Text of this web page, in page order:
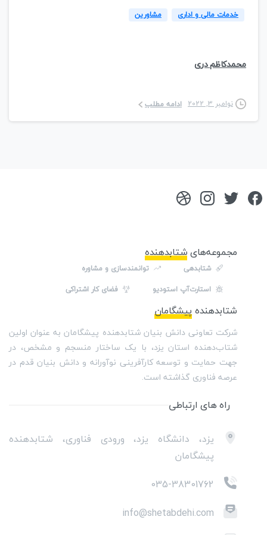
خدمات مالی و اداری مشاورین
محمدکاظم دری
نوامبر 3, 2022 ادامه مطلب
مجموعه‌هایشتابدهنده
شتابدهی
توانمندسازی و مشاوره
استارت‌آپ استودیو
فضای کار اشتراکی
شتابدهندهپیشگامان
شرکت تعاونی دانش بنیان شتابدهنده پیشگامان به عنوان اولین
شتاب‌دهنده استان یزد، با یک ساختار منسجم و مشخص، در
جهت حمایت و توسعه کارآفرینی نوآورانه و دانش بنیان قدم در
عرصه فناوری گذاشته است.
راه های ارتباطی
یزد، دانشگاه یزد، ورودی فناوری، شتابدهنده
پیشگامان
035-38301762
info@shetabdehi.com